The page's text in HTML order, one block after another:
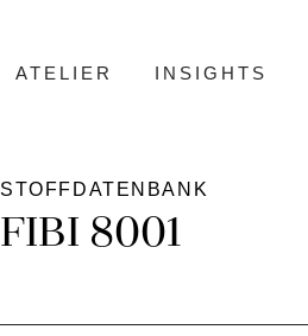
ATELIER INSIGHTS
STOFFDATENBANK
FIBI 8001